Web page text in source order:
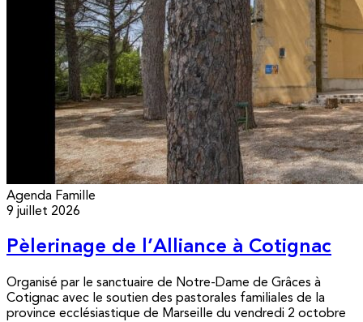
Agenda Famille
9 juillet 2026
Pèlerinage de l’Alliance à Cotignac
Organisé par le sanctuaire de Notre-Dame de Grâces à
Cotignac avec le soutien des pastorales familiales de la
province ecclésiastique de Marseille du vendredi 2 octobre